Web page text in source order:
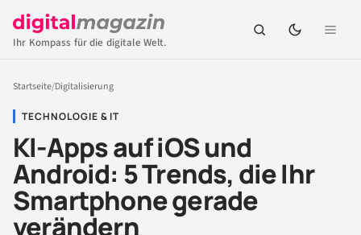
Ihr Kompass für die digitale Welt.
Startseite/Digitalisierung
TECHNOLOGIE & IT
KI-Apps auf iOS und
Android: 5 Trends, die Ihr
Smartphone gerade
verändern